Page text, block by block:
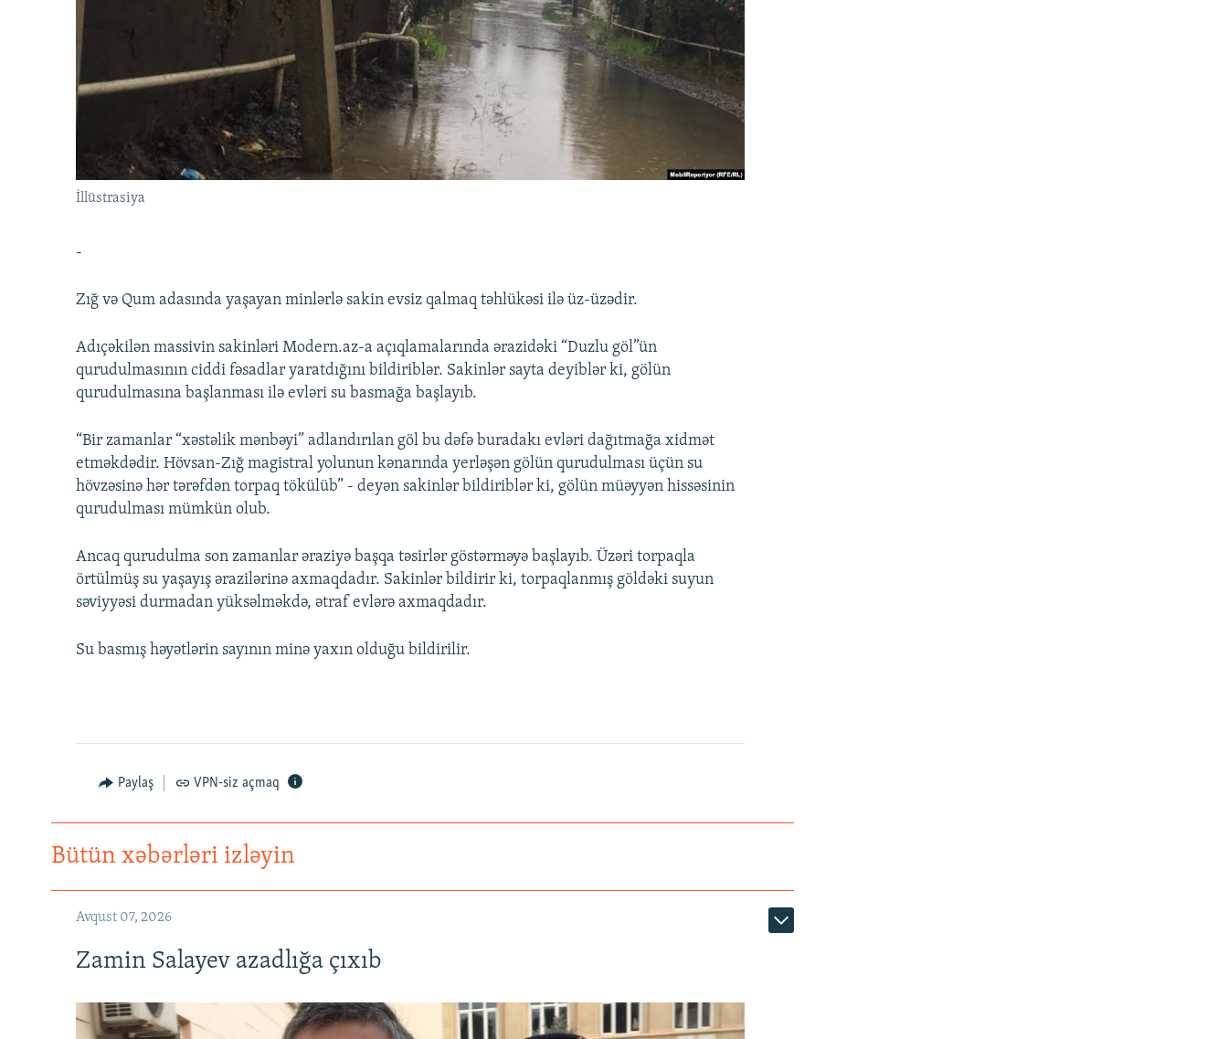
MATERIALLARIMIZDAN ISTIFADƏ
AZADLIQRADIOSU MOBIL TELEFONUNUZDA
İllüstrasiya
-
Zığ və Qum adasında yaşayan minlərlə sakin evsiz qalmaq təhlükəsi ilə üz-üzədir.
Adıçəkilən massivin sakinləri Modern.az-a açıqlamalarında ərazidəki “Duzlu göl”ün
qurudulmasının ciddi fəsadlar yaratdığını bildiriblər. Sakinlər sayta deyiblər ki, gölün
qurudulmasına başlanması ilə evləri su basmağa başlayıb.
“Bir zamanlar “xəstəlik mənbəyi” adlandırılan göl bu dəfə buradakı evləri dağıtmağa xidmət
etməkdədir. Hövsan-Zığ magistral yolunun kənarında yerləşən gölün qurudulması üçün su
hövzəsinə hər tərəfdən torpaq tökülüb” - deyən sakinlər bildiriblər ki, gölün müəyyən hissəsinin
qurudulması mümkün olub.
Ancaq qurudulma son zamanlar əraziyə başqa təsirlər göstərməyə başlayıb. Üzəri torpaqla
örtülmüş su yaşayış ərazilərinə axmaqdadır. Sakinlər bildirir ki, torpaqlanmış göldəki suyun
səviyyəsi durmadan yüksəlməkdə, ətraf evlərə axmaqdadır.
Su basmış həyətlərin sayının minə yaxın olduğu bildirilir.
Paylaş VPN-siz açmaq
Bütün xəbərləri izləyin
Avqust 07, 2026
Zamin Salayev azadlığa çıxıb